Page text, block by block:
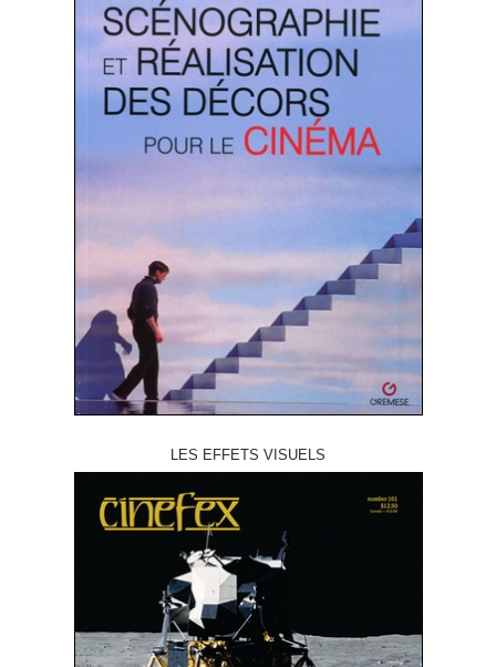
LES EFFETS VISUELS